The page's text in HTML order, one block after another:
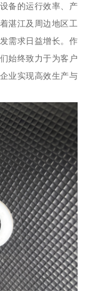
备的运行效率、产
湛江及周边地区工
需求日益增长。作
始终致力于为客户
业实现高效生产与